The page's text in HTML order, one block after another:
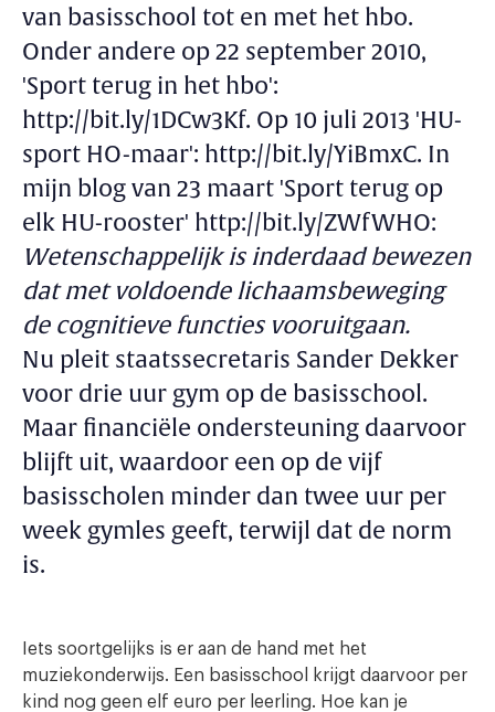
van basisschool tot en met het hbo.
Onder andere op 22 september 2010,
'Sport terug in het hbo':
http://bit.ly/1DCw3Kf. Op 10 juli 2013 'HU-
sport HO-maar': http://bit.ly/YiBmxC. In
mijn blog van 23 maart 'Sport terug op
elk HU-rooster' http://bit.ly/ZWfWHO:
Wetenschappelijk is inderdaad bewezen
dat met voldoende lichaamsbeweging
de cognitieve functies vooruitgaan.
Nu pleit staatssecretaris Sander Dekker
voor drie uur gym op de basisschool.
Maar financiële ondersteuning daarvoor
blijft uit, waardoor een op de vijf
basisscholen minder dan twee uur per
week gymles geeft, terwijl dat de norm
is.
Iets soortgelijks is er aan de hand met het
muziekonderwijs. Een basisschool krijgt daarvoor per
kind nog geen elf euro per leerling. Hoe kan je